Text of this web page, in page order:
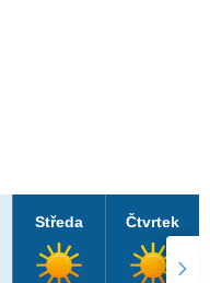
Středa Čtvrtek